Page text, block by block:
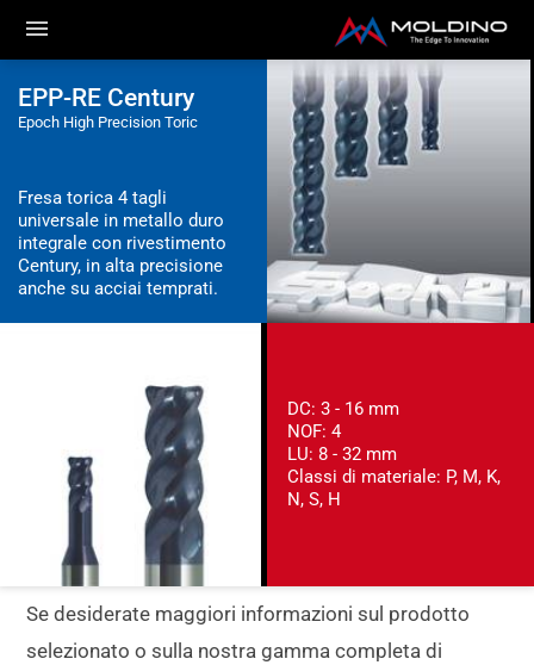
EPP-RE Century
Epoch High Precision Toric
Fresa torica 4 tagli
universale in metallo duro
integrale con rivestimento
Century, in alta precisione
anche su acciai temprati.
DC: 3 - 16 mm
NOF: 4
LU: 8 - 32 mm
Classi di materiale: P, M, K,
N, S, H
Se desiderate maggiori informazioni sul prodotto
selezionato o sulla nostra gamma completa di